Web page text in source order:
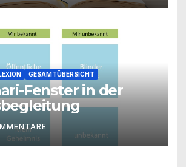
GESAMTÜBERSICHT
Fenster in der